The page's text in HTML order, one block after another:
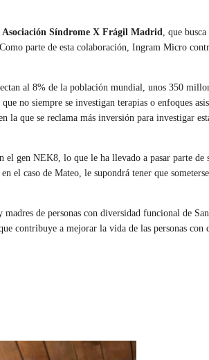
Asociación Síndrome X Frágil Madrid
, que
parte de esta colaboración, Ingram Micro
al 8% de la población mundial, unos 350
no siempre se investigan terapias o enfoques
la que se reclama más inversión para investigar
el gen NEK8, lo que le ha llevado a pasar parte de
el caso de Mateo, le supondrá tener que
y madres de personas con diversidad funcional de
contribuye a mejorar la vida de las personas con